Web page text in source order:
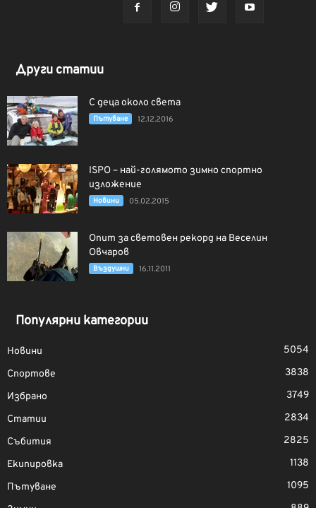
Други статии
С деца около света
Пътуване 12.12.2016
ISPO – най-голямото зимно спортно
изложение
Новини 05.02.2015
Опит за световен рекорд на Веселин
Овчаров
Въздушни 16.11.2011
Популярни категории
Новини
5054
Спортове
3838
Избрано
3749
Статии
2834
Събития
2825
Екипировка
1138
Пътуване
1095